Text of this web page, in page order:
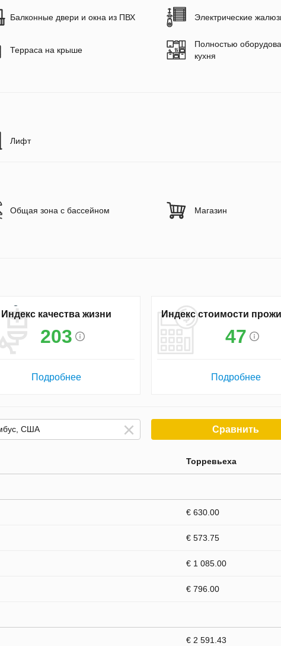
Балконные двери и окна из ПВХ Электрические
Терраса на крыше
Полностью
кухня
Лифт
Общая зона с бассейном Магазин
Индекс качества жизни
203
Подробнее
Индекс стоимости
47
Подробнее
Сравнить
Торревьеха
€ 630.00
€ 573.75
€ 1 085.00
€ 796.00
€ 2 591.43